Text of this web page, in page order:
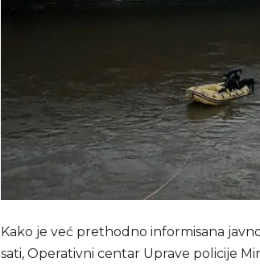
Kako je već prethodno informisana
sati, Operativni centar Uprave policije